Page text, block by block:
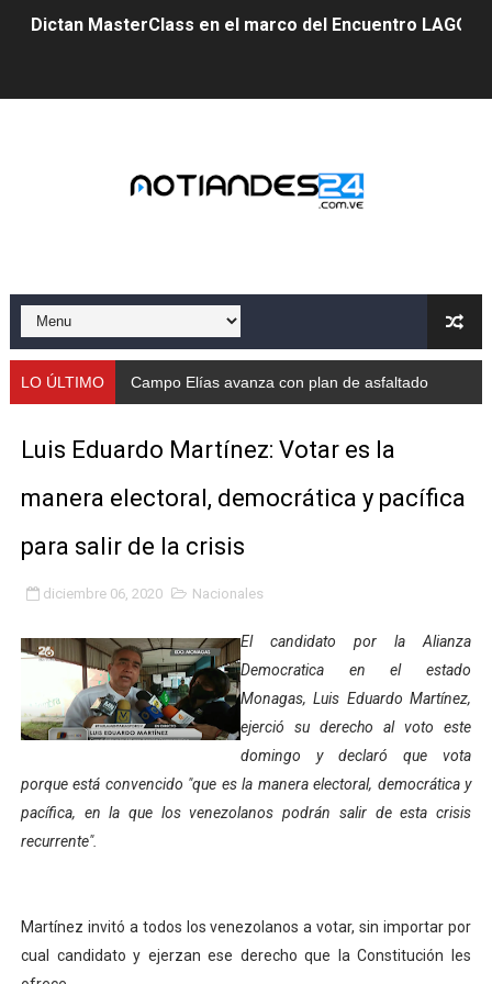
Dictan MasterClass en el marco del Encuentro LAGO
Gobernador Arnaldo Sánchez apadrina a más de 993
Mérida fortalece su reserva deportiva de cara a
Gobernación de Mérida instalará mesa de trabajo con
Gobierno bolivariano avanza en la transformación del
Instituto Nacional de Nutrición celebra Semana
Gobernación de Mérida fortalece el desarrollo
Corposalud inició talleres para aspirantes al curso de
Fortalecen formación académica de médicos en
Fundecem inició con éxito el taller vacacional de
LO ÚLTIMO Campo Elías avanza con plan de asfaltado
Luis Eduardo Martínez: Votar es la
manera electoral, democrática y pacífica
para salir de la crisis
diciembre 06, 2020 Nacionales
El candidato por la Alianza
Democratica en el estado
Monagas, Luis Eduardo Martínez,
ejerció su derecho al voto este
domingo y declaró que vota
porque está convencido "que es la manera electoral, democrática y
pacífica, en la que los venezolanos podrán salir de esta crisis
recurrente".
Martínez invitó a todos los venezolanos a votar, sin importar por
cual candidato y ejerzan ese derecho que la Constitución les